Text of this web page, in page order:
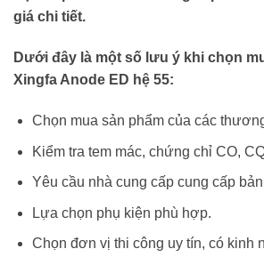
giá chi tiết.
Dưới đây là một số lưu ý khi chọn
Xingfa Anode ED hệ 55:
Chọn mua sản phẩm của các
Kiểm tra tem mác, chứng chỉ CO,
Yêu cầu nhà cung cấp cung cấp
Lựa chọn phụ kiện phù hợp.
Chọn đơn vị thi công uy tín, có kinh